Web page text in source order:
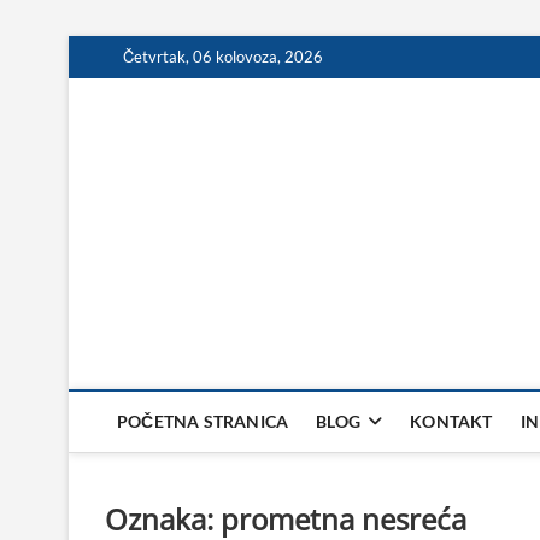
to
Četvrtak, 06 kolovoza, 2026
POČETNA STRANICA BLOG KONTAKT
Oznaka: prometna nesreća